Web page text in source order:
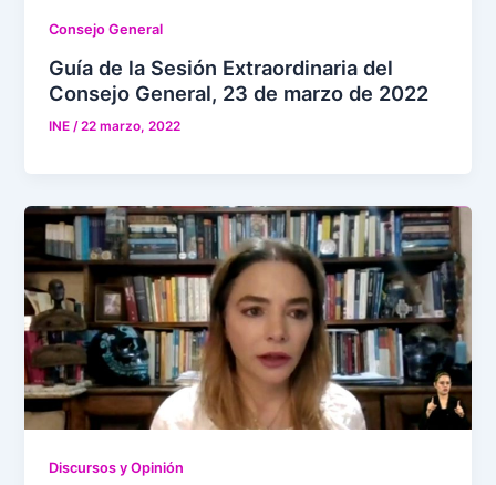
Consejo General
Guía de la Sesión Extraordinaria del
Consejo General, 23 de marzo de 2022
INE/22 marzo, 2022
Discursos y Opinión